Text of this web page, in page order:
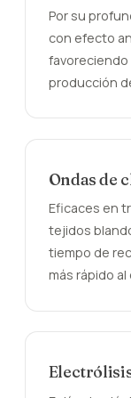
Por su
con efecto
favoreciendo
producción
Ondas de
Eficaces en
tejidos
tiempo de
más rápido